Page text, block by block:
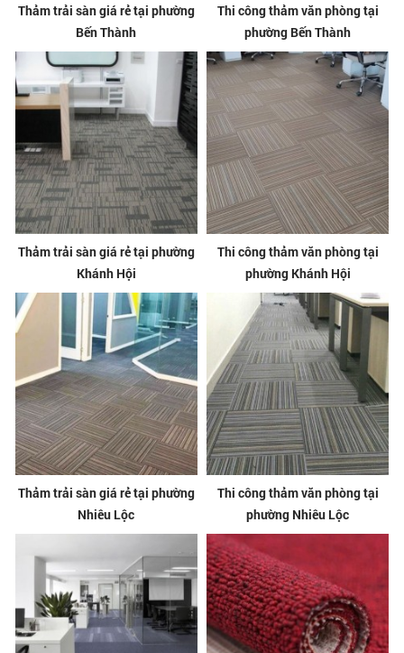
Thảm trải sàn giá rẻ tại phường
Bến Thành
Thi công thảm văn phòng tại
phường Bến Thành
Thảm trải sàn giá rẻ tại phường
Khánh Hội
Thi công thảm văn phòng tại
phường Khánh Hội
Thảm trải sàn giá rẻ tại phường
Nhiêu Lộc
Thi công thảm văn phòng tại
phường Nhiêu Lộc